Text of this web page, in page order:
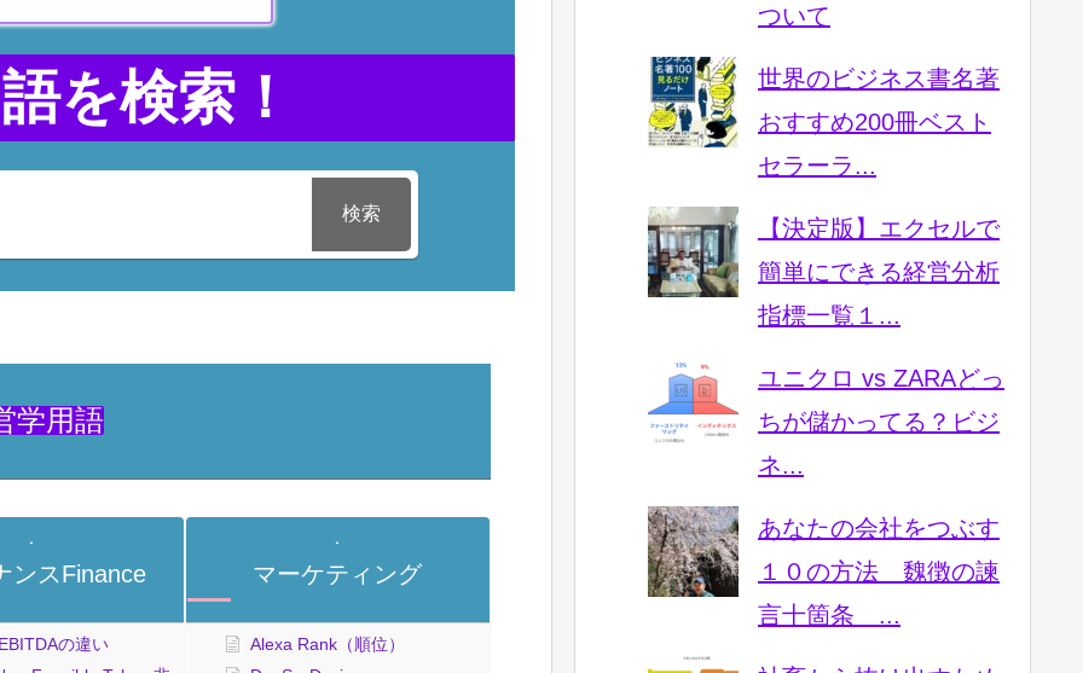
を検索！
検索
学用語
ンスFinance
の違い
マーケティング
Alexa Rank（順位）
ついて
世界のビジネス書名著
おすすめ200冊ベスト
セラーラ...
【決定版】エクセルで
簡単にできる経営分析
指標一覧１...
ユニクロ vs ZARAどっ
ちが儲かってる？ビジ
ネ...
あなたの会社をつぶす
１０の方法 魏徴の諫
言十箇条 ...